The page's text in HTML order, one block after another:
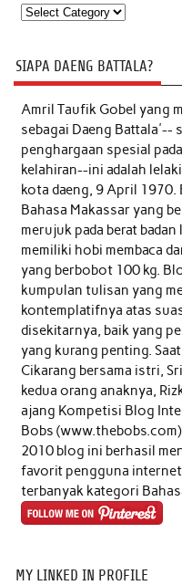
Kategori
SIAPA DAENG BATTALA?
Amril Taufik Gobel yang
sebagai Daeng Battala'--
penghargaan spesial
kelahiran--ini adalah
kota daeng, 9 April 1970.
Bahasa Makassar yang
merujuk pada berat badan
memiliki hobi membaca
yang berbobot 100 kg.
kumpulan tulisan yang
kontemplatifnya atas
disekitarnya, baik yang
yang kurang penting.
Cikarang bersama istri,
kedua orang anaknya,
ajang Kompetisi Blog
Bobs
2010 blog ini berhasil
favorit pengguna
terbanyak kategori
MY LINKED IN PROFILE